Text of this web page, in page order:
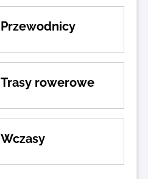
Przewodnicy
Trasy rowerowe
Wczasy